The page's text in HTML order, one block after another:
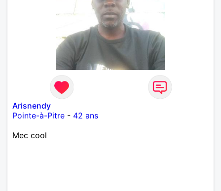
Arisnendy
Pointe-à-Pitre - 42 ans
Mec cool